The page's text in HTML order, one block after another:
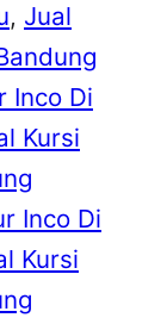
, Jual
Inco Di
Kursi
Inco Di
Kursi